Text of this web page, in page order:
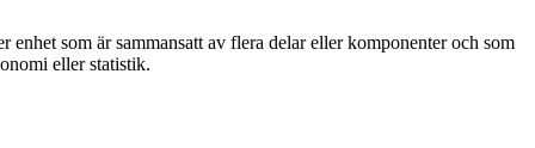
som är sammansatt av flera delar eller komponenter och som
eller statistik.